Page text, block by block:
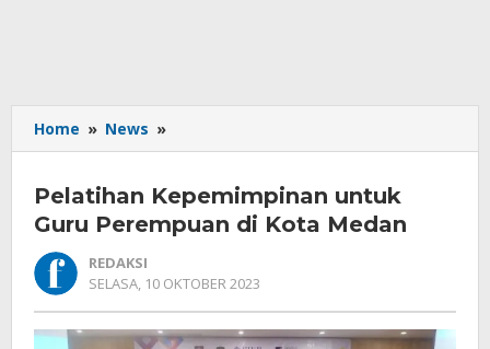
Home » News »
Kepemimpinan
Guru
Perempuan
di
Medan
Pelatihan Kepemimpinan untuk
Guru Perempuan di Kota Medan
REDAKSI
SELASA, 10 OKTOBER 2023